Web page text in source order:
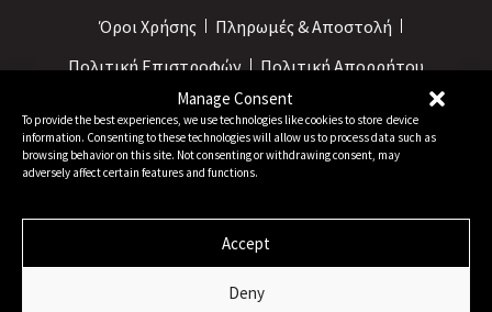
Manage Consent
To provide the best experiences, we use technologies like cookies to store device
information. Consenting to these technologies will allow us to process data such as
browsing behavior on this site. Not consenting or withdrawing consent, may
adversely affect certain features and functions.
Accept
Deny
Όροι Χρήσης
Πληρωμές & Αποστολή
Πολιτική Επιστροφών
Πολιτική Απορρήτου
info@terina.com.gr +30 6944 467 168
© 2024 TERINA HANDMADE CORFU